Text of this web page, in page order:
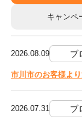
キャンペ
2026.08.09 ブ
市川市のお客様よ
2026.07.31 ブ